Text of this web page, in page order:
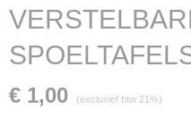
€ 1,00 (exclusief btw 21%)